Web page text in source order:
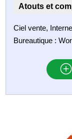
Atouts et
Ciel vente,
Bureautique :